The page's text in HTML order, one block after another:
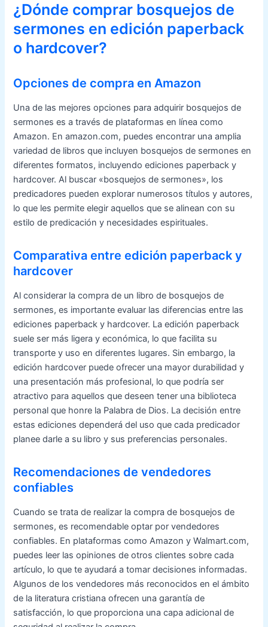
¿Dónde comprar bosquejos de
sermones en edición paperback
o hardcover?
Opciones de compra en Amazon
Una de las mejores opciones para adquirir bosquejos de
sermones es a través de plataformas en línea como
Amazon. En amazon.com, puedes encontrar una amplia
variedad de libros que incluyen bosquejos de sermones en
diferentes formatos, incluyendo ediciones paperback y
hardcover. Al buscar «bosquejos de sermones», los
predicadores pueden explorar numerosos títulos y autores,
lo que les permite elegir aquellos que se alinean con su
estilo de predicación y necesidades espirituales.
Comparativa entre edición paperback y
hardcover
Al considerar la compra de un libro de bosquejos de
sermones, es importante evaluar las diferencias entre las
ediciones paperback y hardcover. La edición paperback
suele ser más ligera y económica, lo que facilita su
transporte y uso en diferentes lugares. Sin embargo, la
edición hardcover puede ofrecer una mayor durabilidad y
una presentación más profesional, lo que podría ser
atractivo para aquellos que deseen tener una biblioteca
personal que honre la Palabra de Dios. La decisión entre
estas ediciones dependerá del uso que cada predicador
planee darle a su libro y sus preferencias personales.
Recomendaciones de vendedores
confiables
Cuando se trata de realizar la compra de bosquejos de
sermones, es recomendable optar por vendedores
confiables. En plataformas como Amazon y Walmart.com,
puedes leer las opiniones de otros clientes sobre cada
artículo, lo que te ayudará a tomar decisiones informadas.
Algunos de los vendedores más reconocidos en el ámbito
de la literatura cristiana ofrecen una garantía de
satisfacción, lo que proporciona una capa adicional de